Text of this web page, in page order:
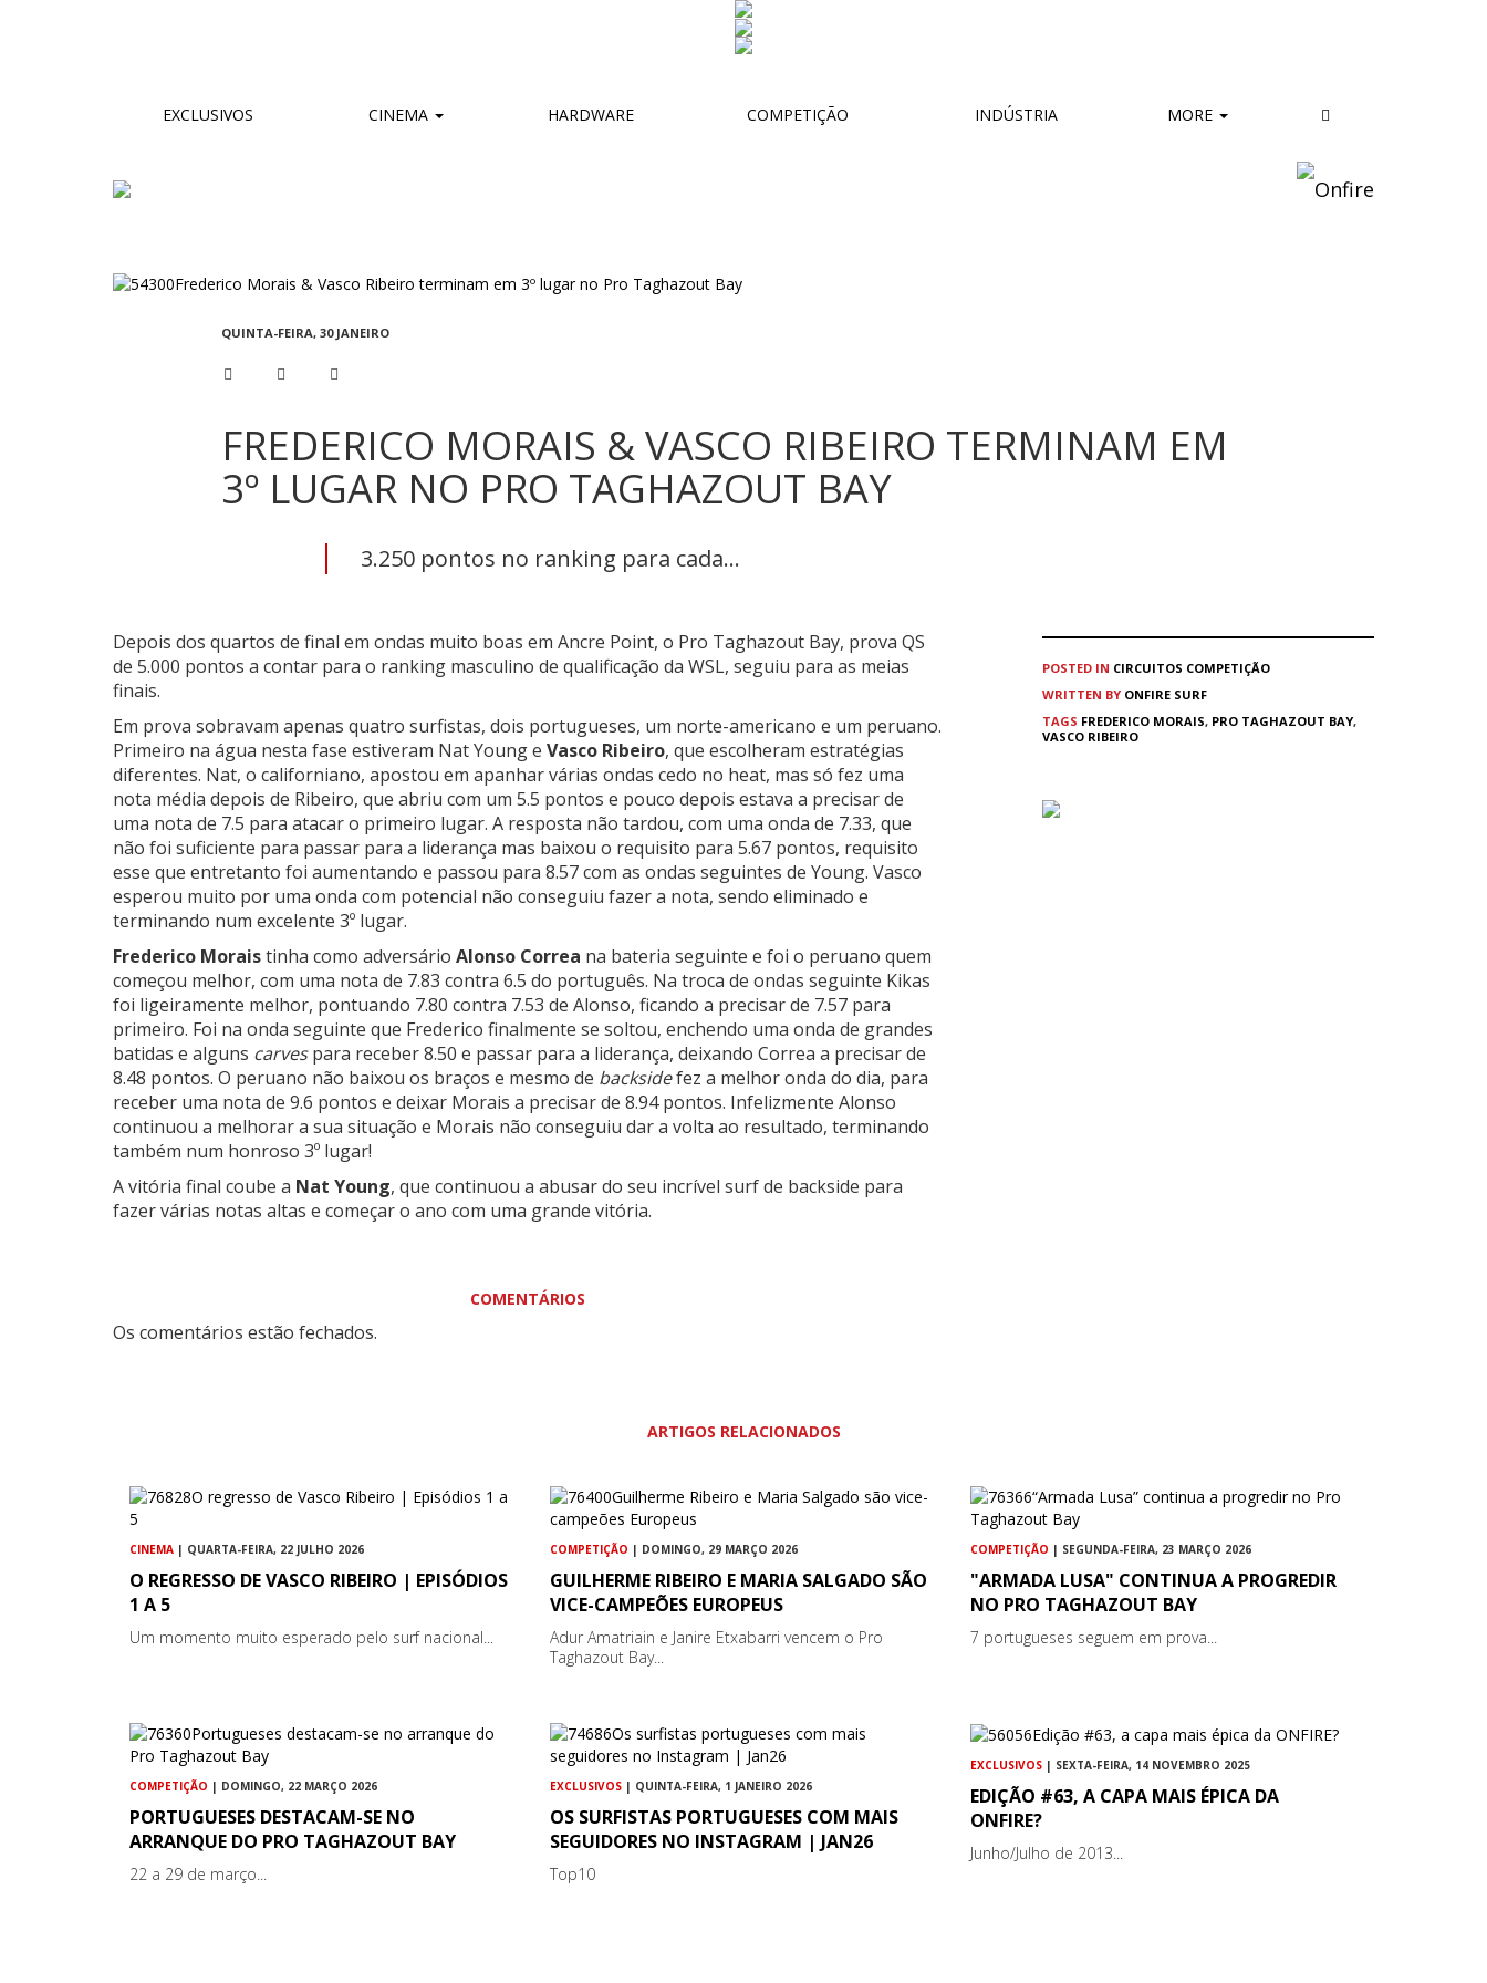
EXCLUSIVOS CINEMA HARDWARE COMPETIÇÃO INDÚSTRIA MORE
QUINTA-FEIRA, 30 JANEIRO
FREDERICO MORAIS & VASCO RIBEIRO TERMINAM EM
3º LUGAR NO PRO TAGHAZOUT BAY
3.250 pontos no ranking para cada...
Depois dos quartos de final em ondas muito boas em Ancre Point, o Pro Taghazout Bay, prova QS
de 5.000 pontos a contar para o ranking masculino de qualificação da WSL, seguiu para as meias
finais.
Em prova sobravam apenas quatro surfistas, dois portugueses, um norte-americano e um peruano.
Primeiro na água nesta fase estiveram Nat Young e Vasco Ribeiro, que escolheram estratégias
diferentes. Nat, o californiano, apostou em apanhar várias ondas cedo no heat, mas só fez uma
nota média depois de Ribeiro, que abriu com um 5.5 pontos e pouco depois estava a precisar de
uma nota de 7.5 para atacar o primeiro lugar. A resposta não tardou, com uma onda de 7.33, que
não foi suficiente para passar para a liderança mas baixou o requisito para 5.67 pontos, requisito
esse que entretanto foi aumentando e passou para 8.57 com as ondas seguintes de Young. Vasco
esperou muito por uma onda com potencial não conseguiu fazer a nota, sendo eliminado e
terminando num excelente 3º lugar.
Frederico Moraistinha como adversário Alonso Correa na bateria seguinte e foi o peruano quem
começou melhor, com uma nota de 7.83 contra 6.5 do português. Na troca de ondas seguinte Kikas
foi ligeiramente melhor, pontuando 7.80 contra 7.53 de Alonso, ficando a precisar de 7.57 para
primeiro. Foi na onda seguinte que Frederico finalmente se soltou, enchendo uma onda de grandes
batidas e alguns carvespara receber 8.50 e passar para a liderança, deixando Correa a precisar de
8.48 pontos. O peruano não baixou os braços e mesmo de backsidefez a melhor onda do dia, para
receber uma nota de 9.6 pontos e deixar Morais a precisar de 8.94 pontos. Infelizmente Alonso
continuou a melhorar a sua situação e Morais não conseguiu dar a volta ao resultado, terminando
também num honroso 3º lugar!
A vitória final coube a Nat Young, que continuou a abusar do seu incrível surf de backside para
fazer várias notas altas e começar o ano com uma grande vitória.
COMENTÁRIOS
Os comentários estão fechados.
POSTED IN CIRCUITOS COMPETIÇÃO
WRITTEN BY ONFIRE SURF
TAGS FREDERICO MORAIS, PRO TAGHAZOUT BAY,
VASCO RIBEIRO
ARTIGOS RELACIONADOS
CINEMA | QUARTA-FEIRA, 22 JULHO 2026
O REGRESSO DE VASCO RIBEIRO | EPISÓDIOS
1 A 5
Um momento muito esperado pelo surf nacional...
COMPETIÇÃO | DOMINGO, 29 MARÇO 2026
GUILHERME RIBEIRO E MARIA SALGADO SÃO
VICE-CAMPEÕES EUROPEUS
Adur Amatriain e Janire Etxabarri vencem o Pro
Taghazout Bay...
COMPETIÇÃO | SEGUNDA-FEIRA, 23 MARÇO 2026
"ARMADA LUSA" CONTINUA A PROGREDIR
NO PRO TAGHAZOUT BAY
7 portugueses seguem em prova...
COMPETIÇÃO | DOMINGO, 22 MARÇO 2026
PORTUGUESES DESTACAM-SE NO
ARRANQUE DO PRO TAGHAZOUT BAY
22 a 29 de março...
EXCLUSIVOS | QUINTA-FEIRA, 1 JANEIRO 2026
OS SURFISTAS PORTUGUESES COM MAIS
SEGUIDORES NO INSTAGRAM | JAN26
Top10
EXCLUSIVOS | SEXTA-FEIRA, 14 NOVEMBRO 2025
EDIÇÃO #63, A CAPA MAIS ÉPICA DA
ONFIRE?
Junho/Julho de 2013...